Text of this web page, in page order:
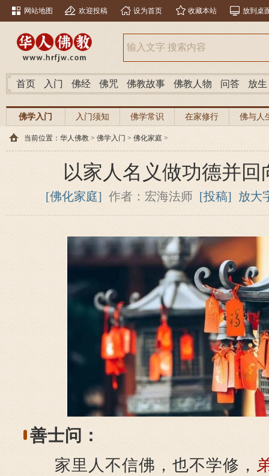
网站地图 欢迎投稿 设为首页 收藏本站 放到桌
首页 入门 佛经 佛咒 佛教故事 佛教人物 问答 放生
佛学入门 入门须知 佛学常识 在家修行 佛与人
当前位置： 华人佛教 > 佛学入门 > 佛化家庭 >
以家人名义做功德并回
[佛化家庭] 作者：宏海法师 [投稿] 放大
善士问：
家里人不信佛，也不学修，